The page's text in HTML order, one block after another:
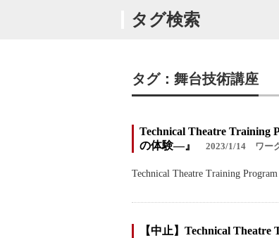
タグ検索
タグ：舞台技術講座
Technical Theatre Training
の体験―』
2023/1/14 ワー
Technical Theatre Training
【中止】Technical